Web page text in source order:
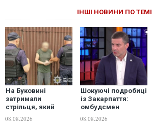
ІНШІ НОВИНИ ПО ТЕМІ
На Буковині
затримали
стрільця, який
поліцейських і 11
08.08.2026
Шокуючі подробиці
із Закарпаття:
омбудсмен
схему у
08.08.2026